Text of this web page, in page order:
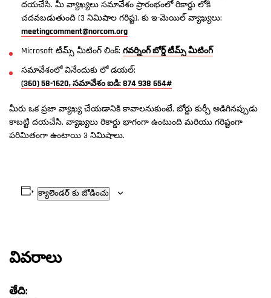
దయచేసి. మీ వ్యాఖ్యలు సమావేశం ప్రారంభంలో రికార్డు లోకి
చదవబడుతుంది (3 నిమిషాల గరిష్ట). కు ఇ-మెయిల్ వ్యాఖ్యలు:
meetingcomment@norcom.org
Microsoft టీమ్స్ మీటింగ్ లింక్: గవర్నింగ్ బోర్డ్ టీమ్స్ మీటింగ్
సమావేశంలో వినేందుకు లో డయల్:
(360) 58-1620, సమావేశం ఐడి: 874 938 654#
మీరు ఒక ప్రజా వ్యాఖ్య చేయడానికి కావాలనుకుంటే, బోర్డు కుర్చీ అడిగినప్పుడు
కాబట్టి దయచేసి. వ్యాఖ్యలు రికార్డు భాగంగా ఉంటుంది మరియు గరిష్టంగా
పరిమితంగా ఉంటాయి 3 నిమిషాలు.
క్యాలెండర్ కు జోడించు
వివరాలు
తేది: